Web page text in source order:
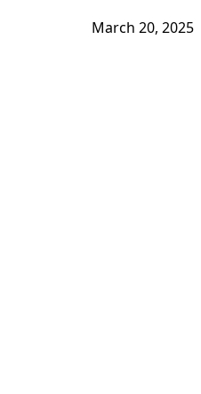
March 20, 2025